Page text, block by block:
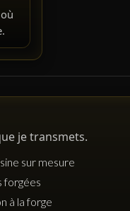
je transmets.
sur mesure
forgées
à la forge